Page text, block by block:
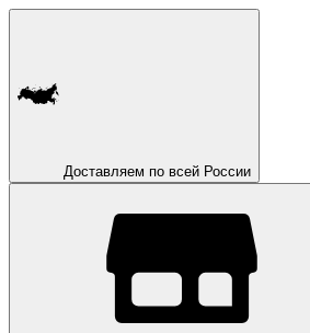
Доставляем по всей России